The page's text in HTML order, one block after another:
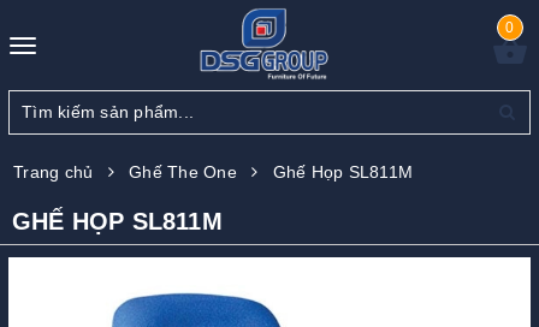
Toggle
0
Trang chủ Ghế The One Ghế Họp SL811M
GHẾ HỌP SL811M